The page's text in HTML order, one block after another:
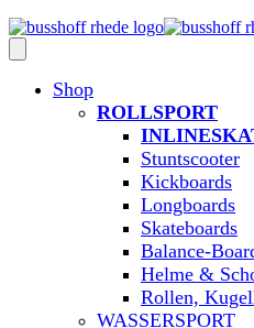
Shop
ROLLSPORT
Stuntscooter
Kickboards
Longboards
Skateboards
Balance-
Helme &
Rollen,
WASSERSPORT